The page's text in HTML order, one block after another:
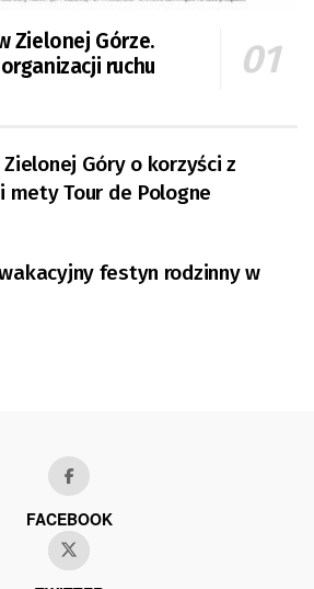
Zielonej Górze.
ruchu
Góry o korzyści z
mety Tour de Pologne
festyn rodzinny w
FACEBOOK